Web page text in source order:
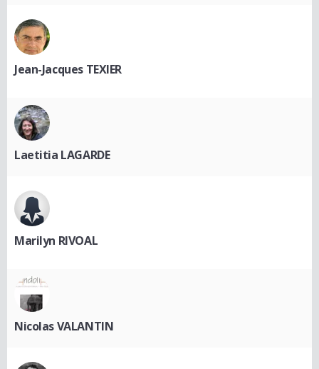
Jean-Jacques TEXIER
Laetitia LAGARDE
Marilyn RIVOAL
Nicolas VALANTIN